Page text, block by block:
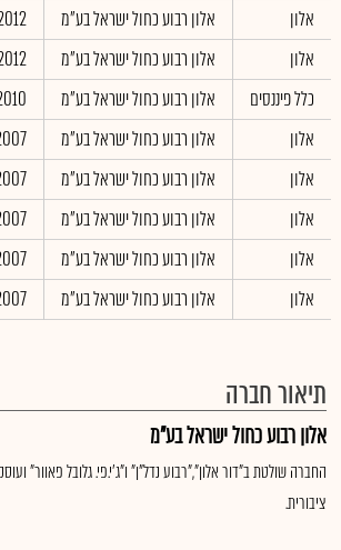
אלון
אלון רבוע כחול ישראל בע"מ
אלון
אלון רבוע כחול ישראל בע"מ
כלל פיננסים
אלון רבוע כחול ישראל בע"מ
אלון
אלון רבוע כחול ישראל בע"מ
אלון
אלון רבוע כחול ישראל בע"מ
אלון
אלון רבוע כחול ישראל בע"מ
אלון
אלון רבוע כחול ישראל בע"מ
אלון
אלון רבוע כחול ישראל בע"מ
תיאור חברה
אלון רבוע כחול ישראל בע"מ
החברה שולטת ב"דור אלון","רבוע נדל"ן" ו"ג'י.פי. גלובל פאוור"
ציבורית.